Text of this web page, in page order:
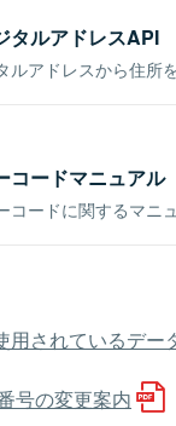
タルアドレスAPI
ルアドレスから住所
コードマニュアル
コードに関するマニ
用されているデー
号の変更案内